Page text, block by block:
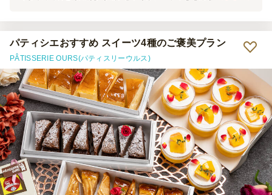
パティシエおすすめ スイーツ4種のご褒美プラン
PÂTISSERIE OURS(パティスリーウルス)